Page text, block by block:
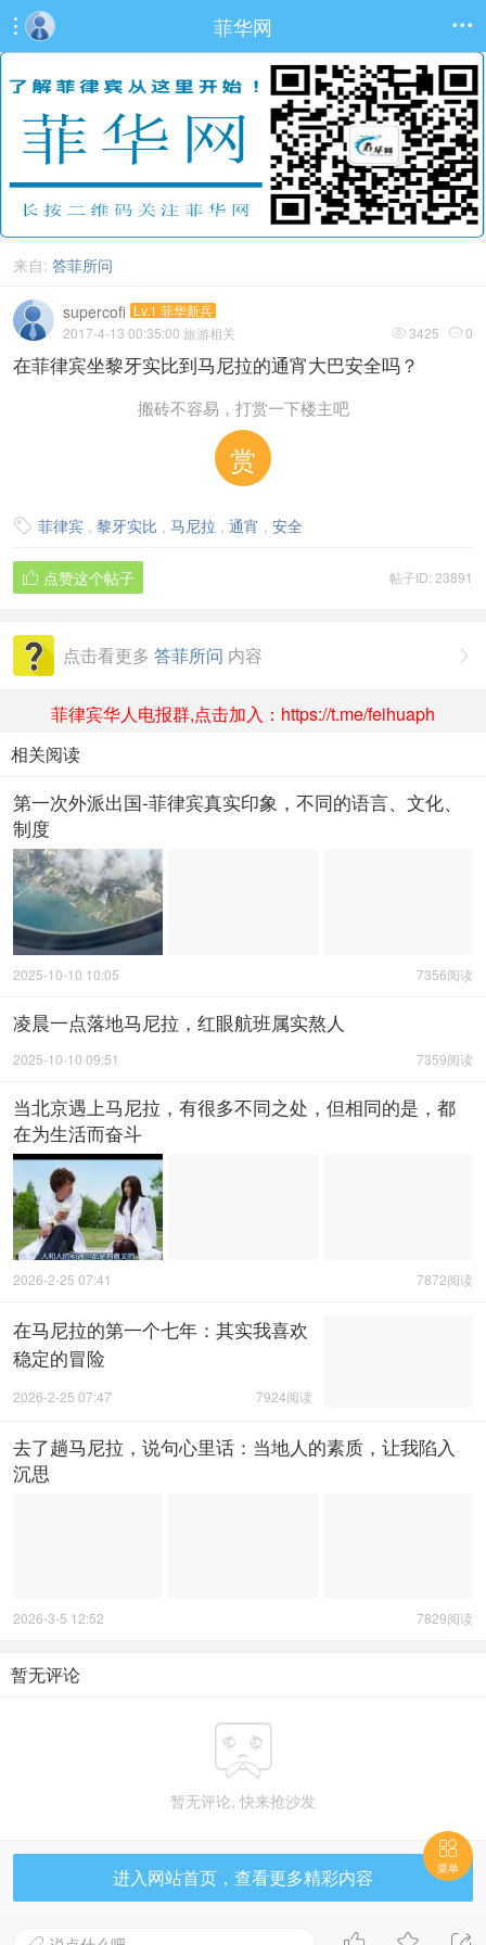
 菲华网 
来自: 答菲所问
supercofi Lv.1 菲华新兵
 3425  0
2017-4-13 00:35:00 旅游相关
在菲律宾坐黎牙实比到马尼拉的通宵大巴安全吗？
搬砖不容易，打赏一下楼主吧
赏
 菲律宾 , 黎牙实比 , 马尼拉 , 通宵 , 安全
帖子ID: 23891
 点赞这个帖子

点击看更多 答菲所问 内容
菲律宾华人电报群,点击加入：https://t.me/feihuaph
相关阅读
第一次外派出国-菲律宾真实印象，不同的语言、文化、
制度
7356阅读
2025-10-10 10:05
凌晨一点落地马尼拉，红眼航班属实熬人
7359阅读
2025-10-10 09:51
当北京遇上马尼拉，有很多不同之处，但相同的是，都
在为生活而奋斗
7872阅读
2026-2-25 07:41
在马尼拉的第一个七年：其实我喜欢
稳定的冒险
7924阅读
2026-2-25 07:47
去了趟马尼拉，说句心里话：当地人的素质，让我陷入
沉思
7829阅读
2026-3-5 12:52
暂无评论

暂无评论, 快来抢沙发
进入网站首页，查看更多精彩内容

菜单